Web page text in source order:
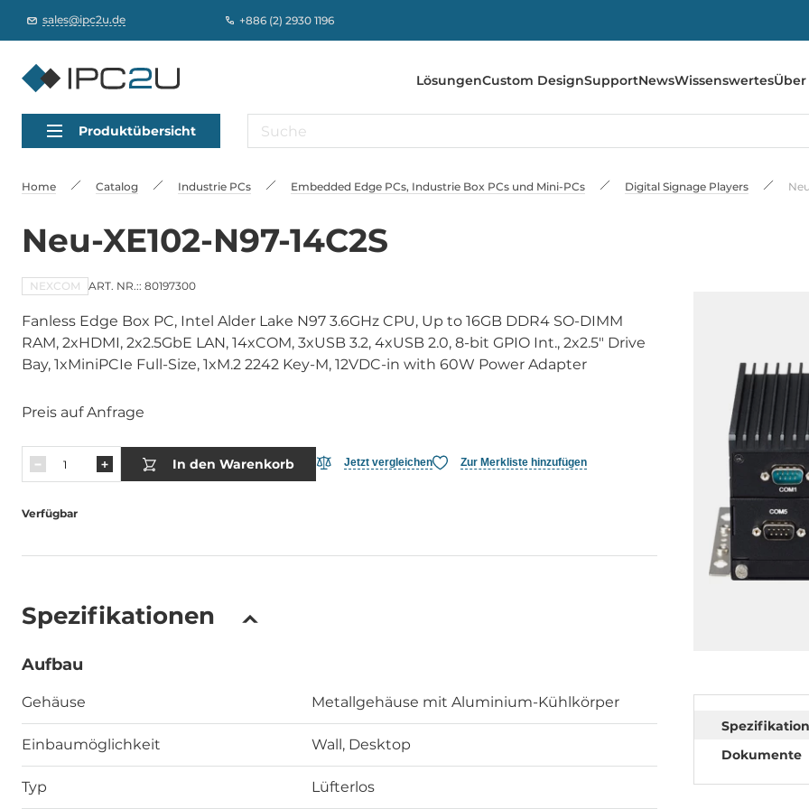
sales@ipc2u.de +886 (2) 2930 1196
LösungenCustom DesignSupportNewsWissenswertes
Produktübersicht
Home Catalog Industrie PCs Embedded Edge PCs, Industrie Box PCs und Mini-PCs Digital Signage Players
Neu-XE102-N97-14C2S
NEXCOM ART. NR.:: 80197300
Fanless Edge Box PC, Intel Alder Lake N97 3.6GHz CPU, Up to 16GB DDR4 SO-DIMM
RAM, 2xHDMI, 2x2.5GbE LAN, 14xCOM, 3xUSB 3.2, 4xUSB 2.0, 8-bit GPIO Int., 2x2.5" Drive
Bay, 1xMiniPCIe Full-Size, 1xM.2 2242 Key-M, 12VDC-in with 60W Power Adapter
Preis auf Anfrage
In den Warenkorb Jetzt vergleichen Zur Merkliste hinzufügen
Verfügbar
Spezifikationen
Aufbau
Gehäuse Metallgehäuse mit Aluminium-Kühlkörper
Einbaumöglichkeit Wall, Desktop
Typ Lüfterlos
Dokumente